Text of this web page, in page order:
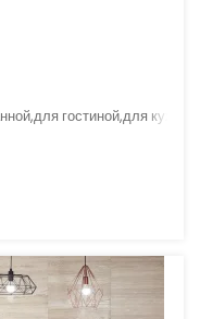
гостиной,для кухни